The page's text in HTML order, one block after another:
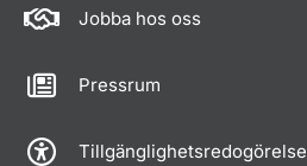
Jobba hos oss
Pressrum
Tillgänglighetsredogörelse